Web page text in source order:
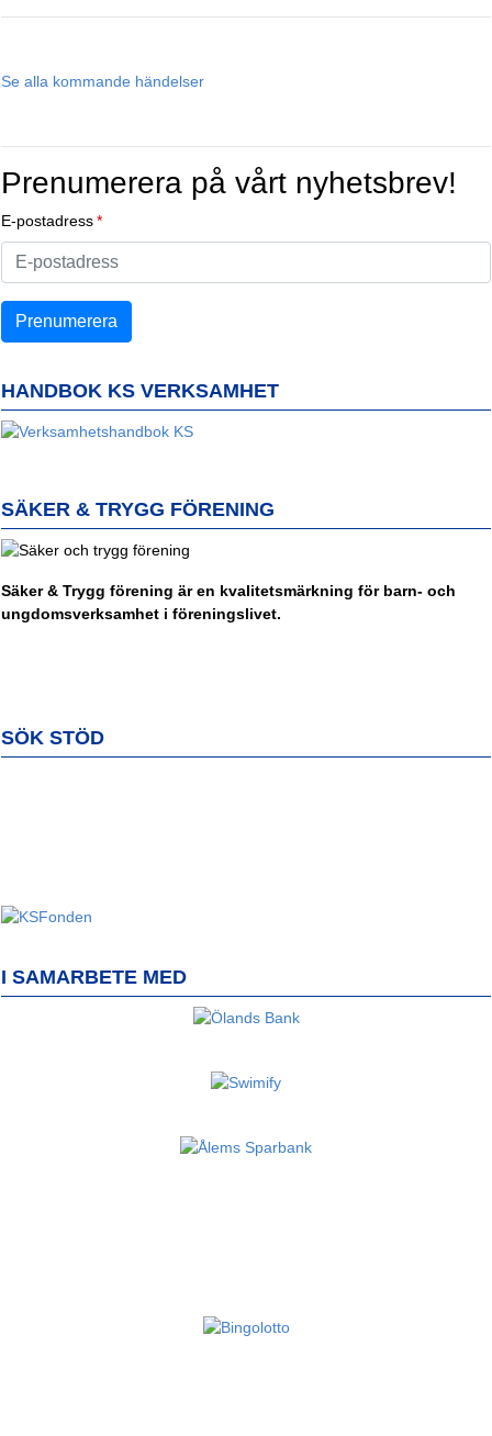
Se alla kommande händelser
Prenumerera på vårt nyhetsbrev!
E-postadress
HANDBOK KS VERKSAMHET
SÄKER & TRYGG FÖRENING
Säker & Trygg förening är en kvalitetsmärkning för barn- och
ungdomsverksamhet i föreningslivet.
SÖK STÖD
I SAMARBETE MED